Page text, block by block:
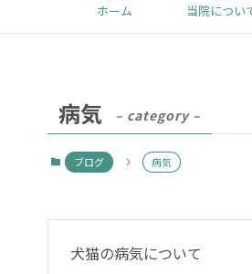
ホーム 当院につい
病気 – category –
ブログ 病気
犬猫の病気について